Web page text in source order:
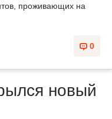
проживающих на
0
новый